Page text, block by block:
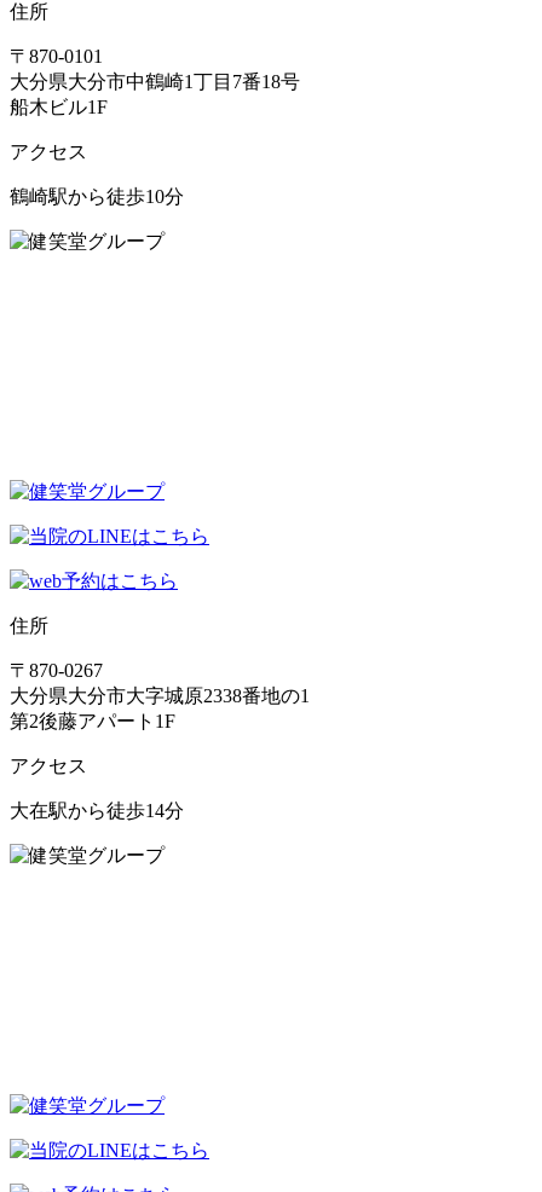
住所
〒870-0101
大分県大分市中鶴崎1丁目7番18号
船木ビル1F
アクセス
鶴崎駅から徒歩10分
住所
〒870-0267
大分県大分市大字城原2338番地の1
第2後藤アパート1F
アクセス
大在駅から徒歩14分